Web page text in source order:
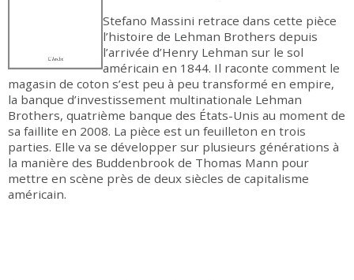
Stefano Massini retrace dans cette pièce
l’histoire de Lehman Brothers depuis
l’arrivée d’Henry Lehman sur le sol
américain en 1844. Il raconte comment le
magasin de coton s’est peu à peu transformé en empire,
la banque d’investissement multinationale Lehman
Brothers, quatrième banque des États-Unis au moment de
sa faillite en 2008. La pièce est un feuilleton en trois
parties. Elle va se développer sur plusieurs générations à
la manière des Buddenbrook de Thomas Mann pour
mettre en scène près de deux siècles de capitalisme
américain.